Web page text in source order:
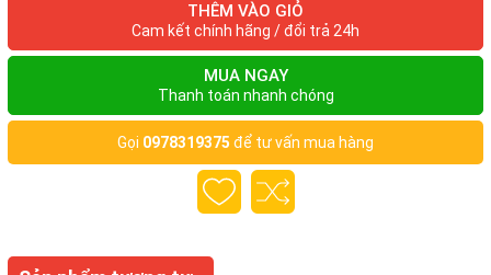
THÊM VÀO GIỎ
Cam kết chính hãng / đổi trả 24h
MUA NGAY
Thanh toán nhanh chóng
Gọi 0978319375 để tư vấn mua hàng